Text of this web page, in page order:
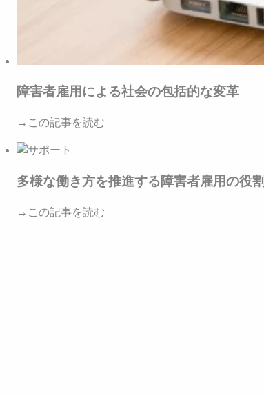
障害者雇用による社会の包括的な変革
→この記事を読む
多様な働き方を推進する障害者雇用の役割
→この記事を読む